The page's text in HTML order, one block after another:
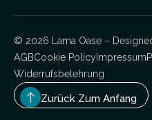
© 2026 Lama Oase –
AGBCookie Policy Impressum
Widerrufsbelehrung
Zurück Zum Anfang